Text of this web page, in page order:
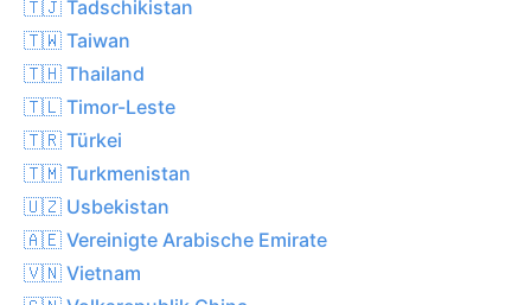
🇹🇯 Tadschikistan
🇹🇼 Taiwan
🇹🇭 Thailand
🇹🇱 Timor-Leste
🇹🇷 Türkei
🇹🇲 Turkmenistan
🇺🇿 Usbekistan
🇦🇪 Vereinigte Arabische Emirate
🇻🇳 Vietnam